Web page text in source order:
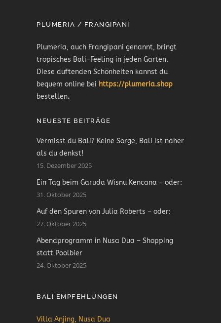
PLUMERIA / FRANGIPANI
Plumeria, auch Frangipani genannt, bringt
tropisches Bali-Feeling in jeden Garten.
Diese duftenden Schönheiten kannst du
bequem online bei https://plumeria.shop
bestellen.
NEUESTE BEITRÄGE
Vermisst du Bali? Keine Sorge, Bali ist näher
als du denkst!
15. Dezember 2025
Ein Tag beim Garuda Wisnu Kencana – oder:
31. Oktober 2025
Auf den Spuren von Julia Roberts – oder:
27. Oktober 2025
Abendprogramm in Nusa Dua – Shopping
statt Poolbier
24. Oktober 2025
BALI EMPFEHLUNGEN
Villa Anjing, Nusa Dua